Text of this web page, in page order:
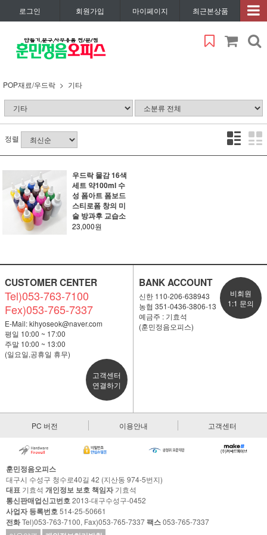
로그인 회원가입 마이페이지 최근본상품
POP재료/우드락 기타
정렬
우드락 물감 16색
세트 약100ml 수
성 폼아트 폼보드
스티로폼 창의 미
술 방과후 교습소
23,000원
CUSTOMER CENTER
Tel)053-763-7100
Fex)053-765-7337
E-Mail:kihyoseok@naver.com
평일 10:00 ~ 17:00
주말 10:00 ~ 13:00
(일요일,공휴일 휴무)
고객센터
연결하기
BANK ACCOUNT
신한 110-206-638943
농협 351-0436-3806-13
예금주 : 기효석
(훈민정음오피스)
비회원
1:1 문의
PC 버전 이용안내 고객센터
훈민정음오피스
대구시 수성구 청수로40길 42 (지산동 974-5번지)
대표 기효석 개인정보 보호 책임자기효석
통신판매업신고번호2013-대구수성구-0452
사업자 등록번호514-25-50661
전화Tel)053-763-7100, Fax)053-765-7337팩스053-765-7337